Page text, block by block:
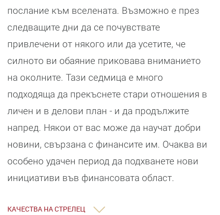
послание към вселената. Възможно е през
следващите дни да се почувствате
привлечени от някого или да усетите, че
силното ви обаяние приковава вниманието
на околните. Тази седмица е много
подходяща да прекъснете стари отношения в
личен и в делови план - и да продължите
напред. Някои от вас може да научат добри
новини, свързана с финансите им. Очаква ви
особено удачен период да подхванете нови
инициативи във финансовата област.
КАЧЕСТВА НА СТРЕЛЕЦ